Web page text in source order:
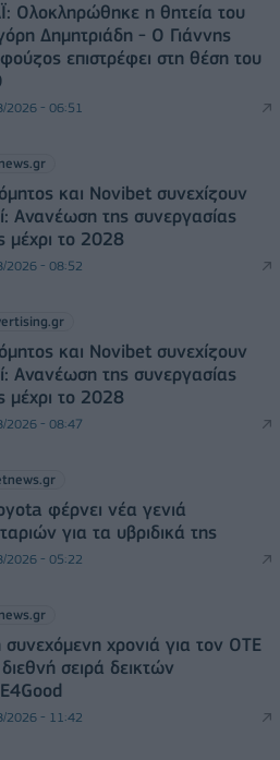
Ολοκληρώθηκε η θητεία του
Δημητριάδη - Ο Γιάννης
επιστρέφει στη θέση του
2026 - 06:51
και Novibet συνεχίζουν
Ανανέωση της συνεργασίας
μέχρι το 2028
2026 - 08:52
και Novibet συνεχίζουν
Ανανέωση της συνεργασίας
μέχρι το 2028
2026 - 08:47
φέρνει νέα γενιά
για τα υβριδικά της
2026 - 05:22
συνεχόμενη χρονιά για τον ΟΤΕ
σειρά δεικτών
2026 - 11:42